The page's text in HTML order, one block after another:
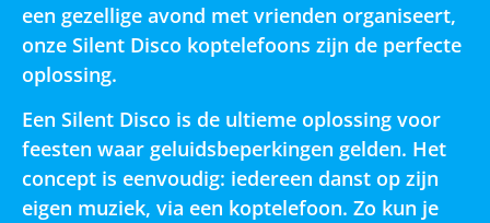
een gezellige avond met vrienden organiseert,
onze Silent Disco koptelefoons zijn de perfecte
oplossing.
Een Silent Disco is de ultieme oplossing voor
feesten waar geluidsbeperkingen gelden. Het
concept is eenvoudig: iedereen danst op zijn
eigen muziek, via een koptelefoon. Zo kun je